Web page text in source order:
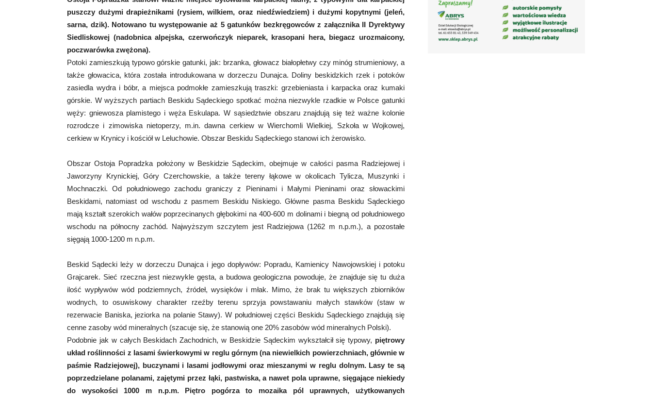
puszczy dużymi drapieżnikami (rysiem, wilkiem, oraz niedźwiedziem) i dużymi kopytnymi (jeleń,
sarna, dzik). Notowano tu występowanie aż 5 gatunków bezkręgowców z załącznika II Dyrektywy
Siedliskowej (nadobnica alpejska, czerwończyk nieparek, krasopani hera, biegacz urozmaicony,
poczwarówka zwężona).
Potoki zamieszkują typowo górskie gatunki, jak: brzanka, głowacz białopłetwy czy minóg strumieniowy, a
także głowacica, która została introdukowana w dorzeczu Dunajca. Doliny beskidzkich rzek i potoków
zasiedla wydra i bóbr, a miejsca podmokłe zamieszkują traszki: grzebieniasta i karpacka oraz kumaki
górskie. W wyższych partiach Beskidu Sądeckiego spotkać można niezwykle rzadkie w Polsce gatunki
węży: gniewosza plamistego i węża Eskulapa. W sąsiedztwie obszaru znajdują się też ważne kolonie
rozrodcze i zimowiska nietoperzy, m.in. dawna cerkiew w Wierchomli Wielkiej, Szkoła w Wojkowej,
cerkiew w Krynicy i kościół w Leluchowie. Obszar Beskidu Sądeckiego stanowi ich żerowisko.
Obszar Ostoja Popradzka położony w Beskidzie Sądeckim, obejmuje w całości pasma Radziejowej i
Jaworzyny Krynickiej, Góry Czerchowskie, a także tereny łąkowe w okolicach Tylicza, Muszynki i
Mochnaczki. Od południowego zachodu graniczy z Pieninami i Małymi Pieninami oraz słowackimi
Beskidami, natomiast od wschodu z pasmem Beskidu Niskiego. Główne pasma Beskidu Sądeckiego
mają kształt szerokich wałów poprzecinanych głębokimi na 400-600 m dolinami i biegną od południowego
wschodu na północny zachód. Najwyższym szczytem jest Radziejowa (1262 m n.p.m.), a pozostałe
sięgają 1000-1200 m n.p.m.
Beskid Sądecki leży w dorzeczu Dunajca i jego dopływów: Popradu, Kamienicy Nawojowskiej i potoku
Grajcarek. Sieć rzeczna jest niezwykle gęsta, a budowa geologiczna powoduje, że znajduje się tu duża
ilość wypływów wód podziemnych, źródeł, wysięków i młak. Mimo, że brak tu większych zbiorników
wodnych, to osuwiskowy charakter rzeźby terenu sprzyja powstawaniu małych stawków (staw w
rezerwacie Baniska, jeziorka na polanie Stawy). W południowej części Beskidu Sądeckiego znajdują się
cenne zasoby wód mineralnych (szacuje się, że stanowią one 20% zasobów wód mineralnych Polski).
Podobnie jak w całych Beskidach Zachodnich, w Beskidzie Sądeckim wykształcił się typowy, piętrowy
układ roślinności z lasami świerkowymi w reglu górnym (na niewielkich powierzchniach, głównie w
paśmie Radziejowej), buczynami i lasami jodłowymi oraz mieszanymi w reglu dolnym. Lasy te są
poprzedzielane polanami, zajętymi przez łąki, pastwiska, a nawet pola uprawne, sięgające niekiedy
do wysokości 1000 m n.p.m. Piętro pogórza to mozaika pól uprawnych, użytkowanych